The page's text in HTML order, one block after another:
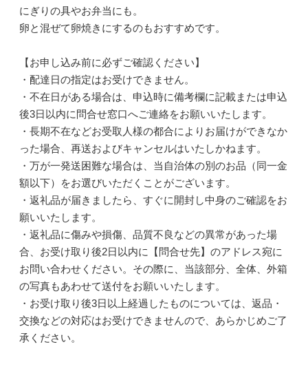
にぎりの具やお弁当にも。
卵と混ぜて卵焼きにするのもおすすめです。
【お申し込み前に必ずご確認ください】
・配達日の指定はお受けできません。
・不在日がある場合は、申込時に備考欄に記載または申込
後3日以内に問合せ窓口へご連絡をお願いいたします。
・長期不在などお受取人様の都合によりお届けができなか
った場合、再送およびキャンセルはいたしかねます。
・万が一発送困難な場合は、当自治体の別のお品（同一金
額以下）をお選びいただくことがございます。
・返礼品が届きましたら、すぐに開封し中身のご確認をお
願いいたします。
・返礼品に傷みや損傷、品質不良などの異常があった場
合、お受け取り後2日以内に【問合せ先】のアドレス宛に
お問い合わせください。その際に、当該部分、全体、外箱
の写真もあわせて送付をお願いいたします。
・お受け取り後3日以上経過したものについては、返品・
交換などの対応はお受けできませんので、あらかじめご了
承ください。